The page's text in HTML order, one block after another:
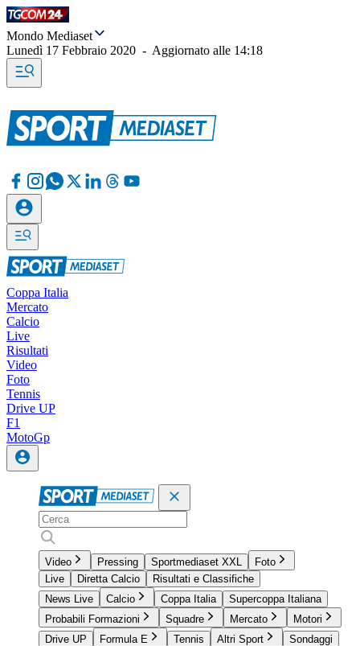
Mondo Mediaset
Lunedì 17 Febbraio 2020 - Aggiornato alle 14:18
Coppa Italia
Mercato
Calcio
Live
Risultati
Video
Foto
Tennis
Drive UP
F1
MotoGp
Video Pressing Sportmediaset XXL
Foto
Live
Diretta Calcio
Risultati e Classifiche
News Live
Calcio Coppa Italia
Supercoppa Italiana
Probabili Formazioni
Squadre Mercato
Motori
Drive UP
Formula E Tennis Altri Sport
Sondaggi